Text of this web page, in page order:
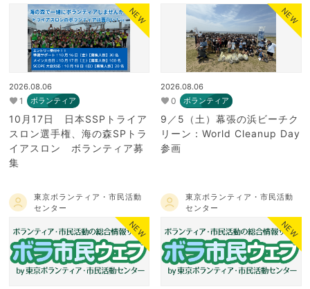
NEW
2026.08.06
1 ボランティア
10月17日 日本SSPトライア
スロン選手権、海の森SPトラ
イアスロン ボランティア募
集
NEW
2026.08.06
0 ボランティア
9／5（土）幕張の浜ビーチク
リーン：World Cleanup Day
参画
東京ボランティア・市民活動
センター
NEW
東京ボランティア・市民活動
センター
NEW